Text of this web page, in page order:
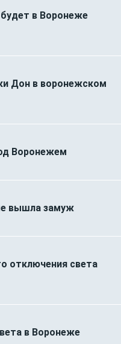
в Воронеже
Дон в воронежском
Воронежем
вышла замуж
отключения света
в Воронеже